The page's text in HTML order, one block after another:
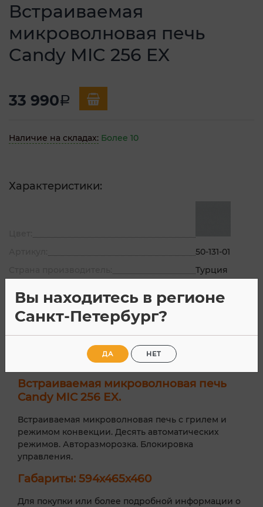
Встраиваемая
микроволновая печь
Candy MIC 256 EX
33 990a
Наличие на складах: Более 10
Характеристики:
50-131-01
Турция
Описание
Встраиваемая микроволновая печь
Candy MIC 256 EX.
Встраиваемая микроволновая печь с грилем и
режимом конвекции. Десять автоматических
режимов. Авторазморозка. Блокировка
управления.
Габариты: 594х465х460
Для покупки или более подробной информации о
Вы находитесь в регионе
Санкт-Петербург?
ДА НЕТ